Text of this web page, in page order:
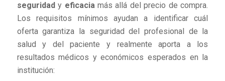
seguridad y eficaciamás allá del precio de compra.
Los requisitos mínimos ayudan a identificar cuál
oferta garantiza la seguridad del profesional de la
salud y del paciente y realmente aporta a los
resultados médicos y económicos esperados en la
institución: